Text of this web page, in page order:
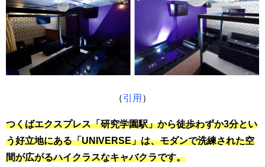
（引用 ）
つくばエクスプレス「研究学園駅」から徒歩わずか3分とい
う好立地にある「UNIVERSE」は、モダンで洗練された空
間が広がるハイクラスなキャバクラです。